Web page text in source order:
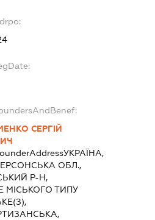
СЕРГІЙ
УКРАЇНА,
ОБЛ.,
Р-Н,
МІСЬКОГО ТИПУ